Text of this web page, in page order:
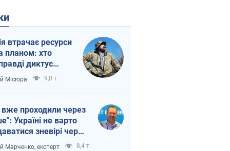
втрачає ресурси
планом: хто
диктує
війни
Місюра 9,0 т.
проходили через
Україні не варто
зневірі через
терор
Марченко, експерт 8,4 т.